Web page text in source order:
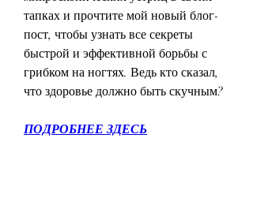
тапках и прочтите мой новый блог-
пост, чтобы узнать все секреты
быстрой и эффективной борьбы с
грибком на ногтях. Ведь кто сказал,
что здоровье должно быть скучным?
ПОДРОБНЕЕ ЗДЕСЬ